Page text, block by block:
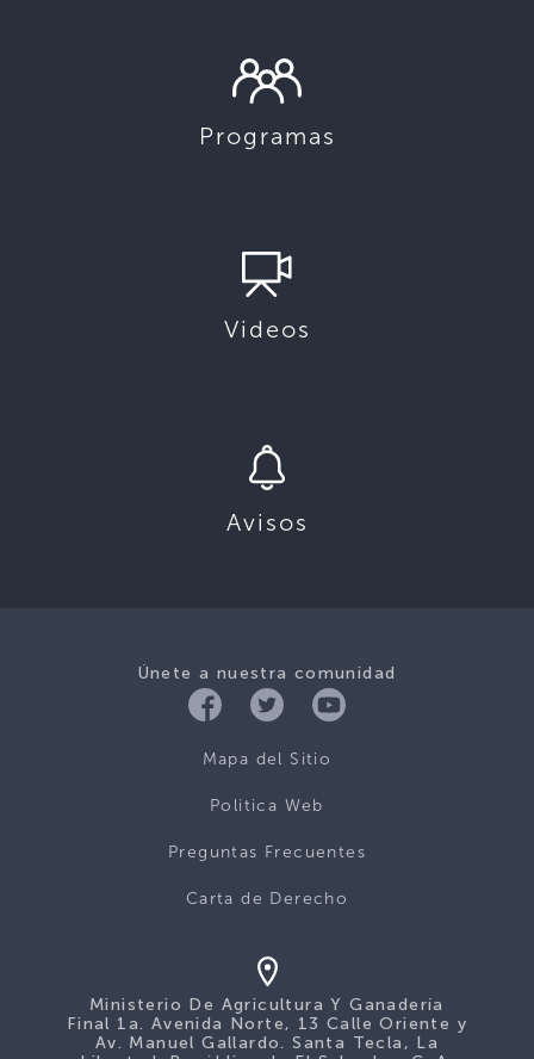
Programas
Videos
Avisos
Únete a nuestra comunidad
Mapa del Sitio
Politica Web
Preguntas Frecuentes
Carta de Derecho
Ministerio De Agricultura Y Ganadería
Final 1a. Avenida Norte, 13 Calle Oriente y
Av. Manuel Gallardo. Santa Tecla, La